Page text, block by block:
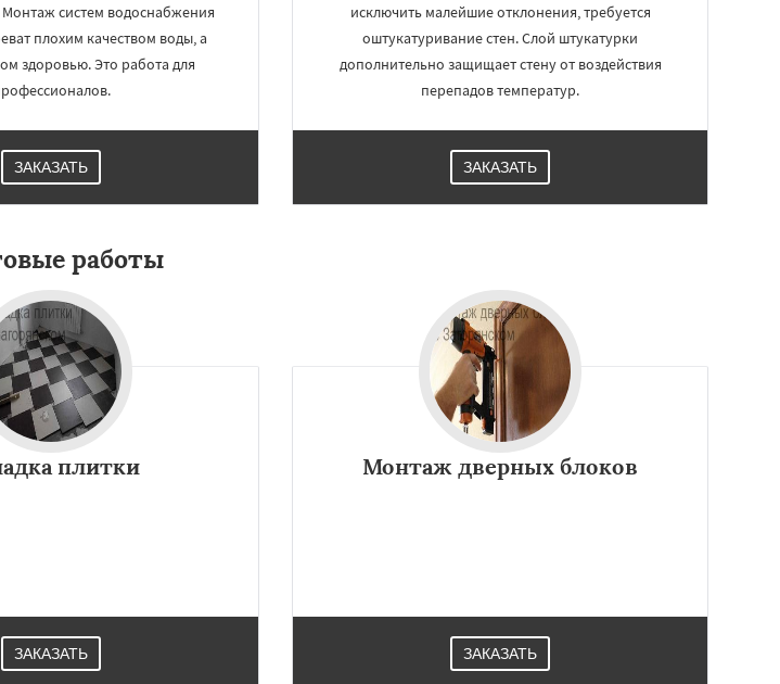
систем водоснабжения
плохим качеством воды, а
здоровью. Это работа для
ЗАКАЗАТЬ
исключить малейшие отклонения, требуется
оштукатуривание стен. Слой штукатурки
дополнительно защищает стену от воздействия
перепадов температур.
ЗАКАЗАТЬ
работы
плитки
ЗАКАЗАТЬ
Монтаж дверных блоков
ЗАКАЗАТЬ